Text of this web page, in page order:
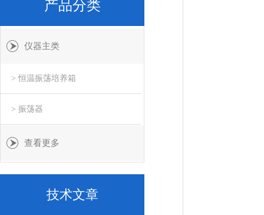
产品分类
仪器主类
> 恒温振荡培养箱
> 振荡器
查看更多
技术文章